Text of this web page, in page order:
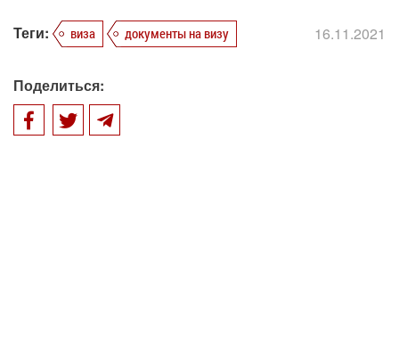
Теги: виза документы на визу 16.11.2021
Поделиться: